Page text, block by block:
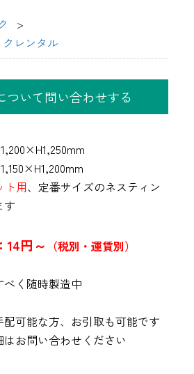
レンタル
ついて問い合わせする
ト用、定番サイズのネスティン
す
14円～ （税別・運賃別）
く随時製造中
可能な方、お引取も可能です
お問い合わせください